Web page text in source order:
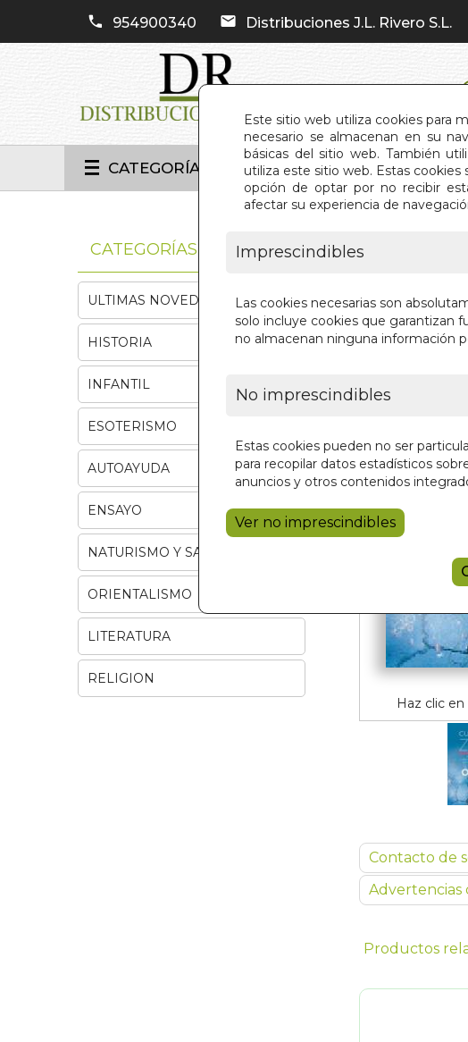
Este sitio web utiliza cookies para
necesario se almacenan en su
básicas del sitio web. También
utiliza este sitio web. Estas
opción de optar por no recibir
afectar su experiencia de
Imprescindibles
Las cookies necesarias son
solo incluye cookies que garantizan
no almacenan ninguna información
No imprescindibles
Estas cookies pueden no ser
para recopilar datos estadísticos
anuncios y otros contenidos
Ver no imprescindibles
954900340 Distribuciones J.L. Rivero S.L.
CATEGORÍAS
Haz clic
Contacto de
Advertencias
Productos
CATEGORÍAS
ULTIMAS NOVEDADES
HISTORIA
INFANTIL
ESOTERISMO
AUTOAYUDA
ENSAYO
NATURISMO Y SALUD
ORIENTALISMO
LITERATURA
RELIGION